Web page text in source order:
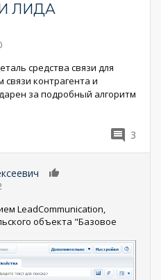
ЛИДА
средства связи для
связи контрагента и
за подробный алгоритм
3
LeadCommunication,
объекта "Базовое